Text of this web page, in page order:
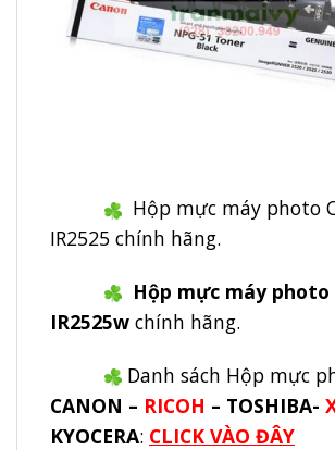
Hộp mực máy photo
IR2525 chính hãng.
Hộp mực máy photo
IR2525w chính hãng.
Danh sách Hộp mực
CANON – RICOH – TOSHIBA-
KYOCERA: CLICK VÀO ĐÂY